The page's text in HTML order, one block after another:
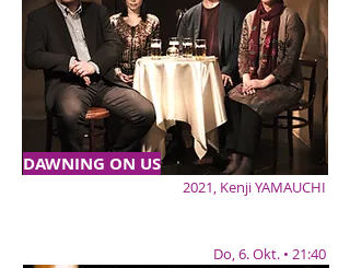
DAWNING ON US
2021, Kenji YAMAUCHI
Do, 6. Okt. • 21:40